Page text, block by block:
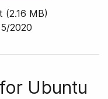
(2.16 MB)
2020
Ubuntu